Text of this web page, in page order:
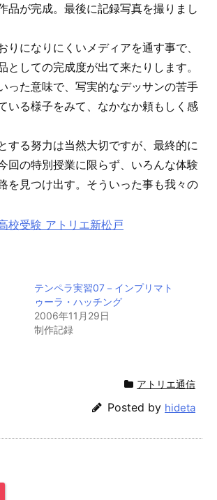
品が完成。最後に記録写真を撮りまし
になりにくいメディアを通す事で、
しての完成度が出て来たりします。
った意味で、写実的なデッサンの苦手
いる様子をみて、なかなか頼もしく感
する努力は当然大切ですが、最終的に
回の特別授業に限らず、いろんな体験
を見つけ出す。そういった事も我々の
テンペラ実習07－インプリマト
ゥーラ・ハッチング
2006年11月29日
制作記録
アトリエ通信
Posted by hideta